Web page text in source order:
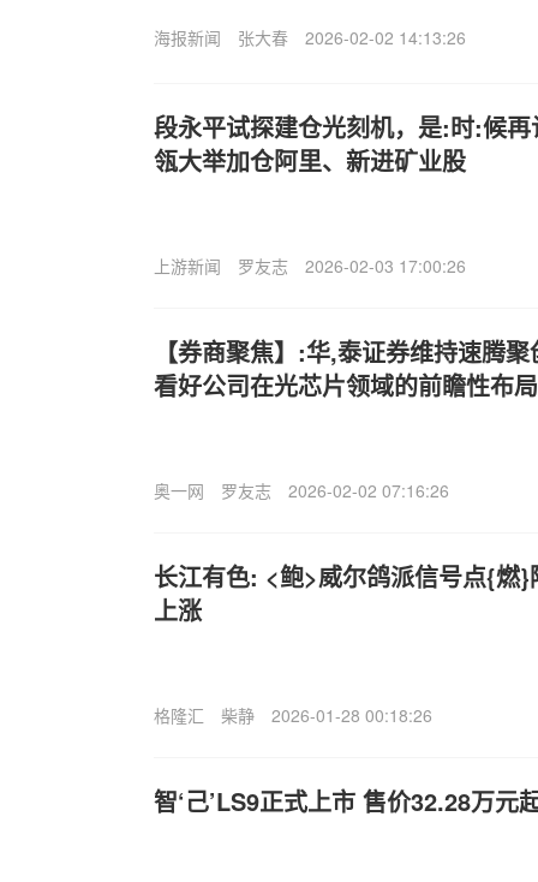
海报新闻 张大春 2026-02-02 14:13:26
段永平试探建仓光刻机，是:时:候
瓴大举加仓阿里、新进矿业股
上游新闻 罗友志 2026-02-03 17:00:26
【券商聚焦】:华,泰证券维持速腾
看好公司在光芯片领域的前瞻性布局
奥一网 罗友志 2026-02-02 07:16:26
长江有色: <鲍>威尔鸽派信号点{燃
上涨
格隆汇 柴静 2026-01-28 00:18:26
智‘己’LS9正式上市 售价32.28万元